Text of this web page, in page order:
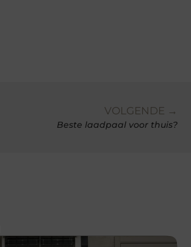
VOLGENDE →
Beste laadpaal voor thuis?